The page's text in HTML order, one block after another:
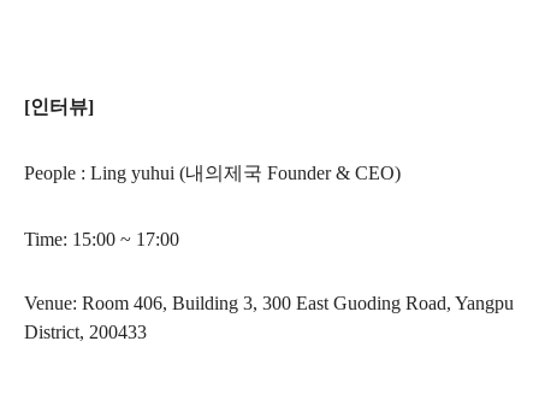
[인터뷰]
People : Ling yuhui (내의제국 Founder & CEO)
Time: 15:00 ~ 17:00
Venue: Room 406, Building 3, 300 East Guoding Road, Yangpu
District, 200433